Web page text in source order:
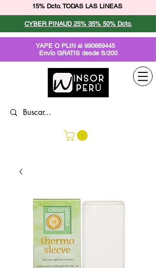
15% Dcto. TODAS LAS LINEAS
CYBER PINAUD 25% 35% 50% Dcto.
YAPE O PLIN al 990669445
Envío GRATIS desde S/200